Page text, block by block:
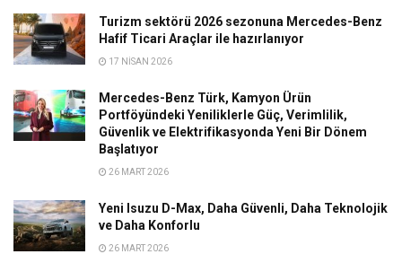
Turizm sektörü 2026 sezonuna Mercedes-Benz
Hafif Ticari Araçlar ile hazırlanıyor
17 NISAN 2026
Mercedes-Benz Türk, Kamyon Ürün
Portföyündeki Yeniliklerle Güç, Verimlilik,
Güvenlik ve Elektrifikasyonda Yeni Bir Dönem
Başlatıyor
26 MART 2026
Yeni Isuzu D-Max, Daha Güvenli, Daha Teknolojik
ve Daha Konforlu
26 MART 2026